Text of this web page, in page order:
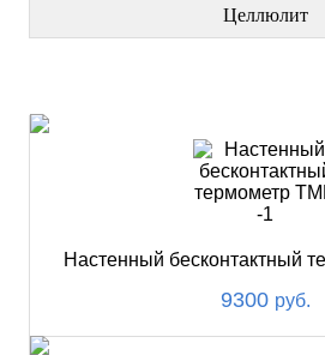
Целлюлит
Настенный бесконтактный
9300 руб.